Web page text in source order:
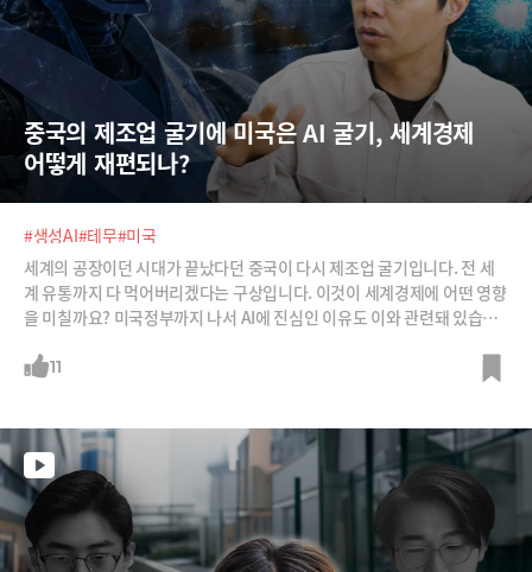
중국의 제조업 굴기에 미국은 AI 굴기, 세계경제
어떻게 재편되나?
#생성AI#테무#미국
세계의 공장이던 시대가 끝났다던 중국이 다시 제조업 굴기입니다. 전 세
계 유통까지 다 먹어버리겠다는 구상입니다. 이것이 세계경제에 어떤 영향
을 미칠까요? 미국정부까지 나서 AI에 진심인 이유도 이와 관련돼 있습니
이 시작된 것이죠. 이효석 HS아카데미 대표의 중국의 제조업 굴기와 미국
11